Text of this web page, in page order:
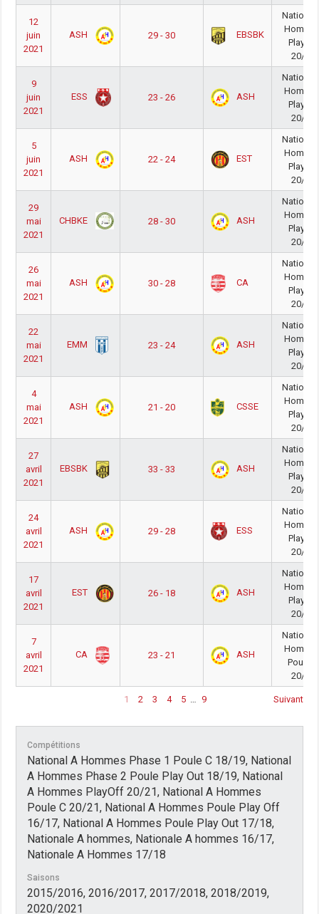
12
juin
2021
ASH 29 - 30 EBSBK
National
PlayOff
20/21
9
juin
2021
ESS 23 - 26 ASH
National
PlayOff
20/21
5
juin
2021
ASH 22 - 24 EST
National
PlayOff
20/21
29
mai
2021
CHBKE 28 - 30 ASH
National
PlayOff
20/21
26
mai
2021
ASH 30 - 28 CA
National
PlayOff
20/21
22
mai
2021
EMM 23 - 24 ASH
National
PlayOff
20/21
4
mai
2021
ASH 21 - 20 CSSE
National
PlayOff
20/21
27
avril
2021
EBSBK 33 - 33 ASH
National
PlayOff
20/21
24
avril
2021
ASH 29 - 28 ESS
National
PlayOff
20/21
17
avril
2021
EST 26 - 18 ASH
National
PlayOff
20/21
7
avril
2021
CA 23 - 21 ASH
National
Poule C
20/21
1 2 3 4 5 9 Suivant
Compétitions
National A Hommes Phase 1 Poule C 18/19, National
A Hommes Phase 2 Poule Play Out 18/19, National
A Hommes PlayOff 20/21, National A Hommes
Poule C 20/21, National A Hommes Poule Play Off
16/17, National A Hommes Poule Play Out 17/18,
Nationale A hommes, Nationale A hommes 16/17,
Nationale A Hommes 17/18
Saisons
2015/2016, 2016/2017, 2017/2018, 2018/2019,
2020/2021